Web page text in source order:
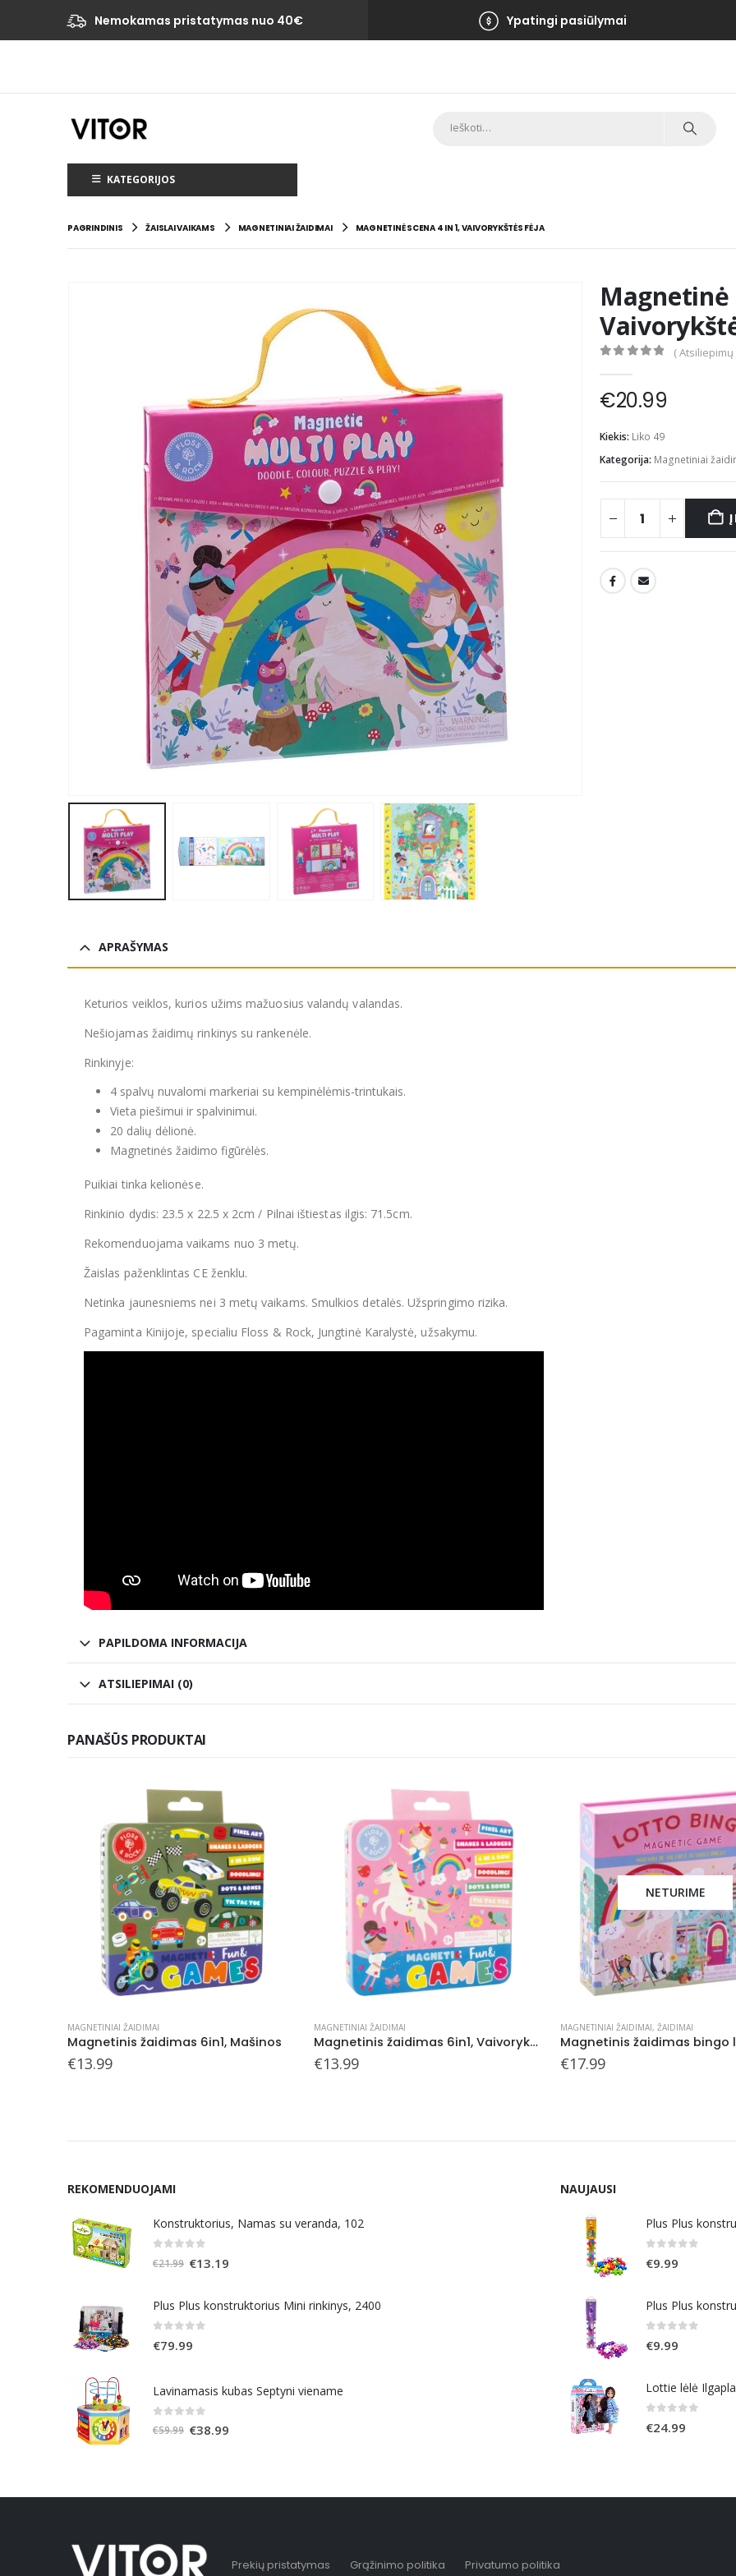
Nemokamas pristatymas nuo 40€ Ypatingi pasiūlymai
KATEGORIJOS
PAGRINDINIS ŽAISLAI VAIKAMS MAGNETINIAI ŽAIDIMAI MAGNETINĖ SCENA 4 IN 1, VAIVORYKŠTĖS FĖJA
Magnetinė
(
€20.99
Kiekis: Liko 49
Kategorija: Magnetiniai
Į
APRAŠYMAS
Keturios veiklos, kurios užims mažuosius valandų valandas.
Nešiojamas žaidimų rinkinys su rankenėle.
Rinkinyje:
4 spalvų nuvalomi markeriai su kempinėlėmis-trintukais.
Vieta piešimui ir spalvinimui.
20 dalių dėlionė.
Magnetinės žaidimo figūrėlės.
Puikiai tinka kelionėse.
Rinkinio dydis: 23.5 x 22.5 x 2cm / Pilnai ištiestas ilgis: 71.5cm.
Rekomenduojama vaikams nuo 3 metų.
Žaislas paženklintas CE ženklu.
Netinka jaunesniems nei 3 metų vaikams. Smulkios detalės. Užspringimo rizika.
Pagaminta Kinijoje, specialiu Floss & Rock, Jungtinė Karalystė, užsakymu.
PAPILDOMA INFORMACIJA
ATSILIEPIMAI (0)
PANAŠŪS PRODUKTAI
MAGNETINIAI ŽAIDIMAI
Magnetinis žaidimas 6in1, Mašinos
€13.99
MAGNETINIAI ŽAIDIMAI
Magnetinis žaidimas 6in1, Vaivorykštės fėja
€13.99
NETURIME
MAGNETINIAI ŽAIDIMAI, ŽAIDIMAI
€17.99
REKOMENDUOJAMI
Konstruktorius, Namas su veranda, 102
€21.99 Original
€13.19
Plus Plus konstruktorius Mini rinkinys, 2400
€79.99
Lavinamasis kubas Septyni viename
€59.99 Original
€38.99
NAUJAUSI
Plus Plus
€9.99
Plus Plus
€9.99
Lottie lėlė
€24.99
Prekių pristatymas Grąžinimo politika Privatumo politika